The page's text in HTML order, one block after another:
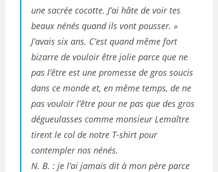
une sacrée cocotte. J’ai hâte de voir tes
beaux nénés quand ils vont pousser. »
J’avais six ans. C’est quand même fort
bizarre de vouloir être jolie parce que ne
pas l’être est une promesse de gros soucis
dans ce monde et, en même temps, de ne
pas vouloir l’être pour ne pas que des gros
dégueulasses comme monsieur Lemaître
tirent le col de notre T-shirt pour
contempler nos nénés.
N. B. : je l’ai jamais dit à mon père parce